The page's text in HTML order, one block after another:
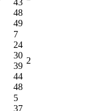
48
49
7
24
30
39
44
48
2
5
37